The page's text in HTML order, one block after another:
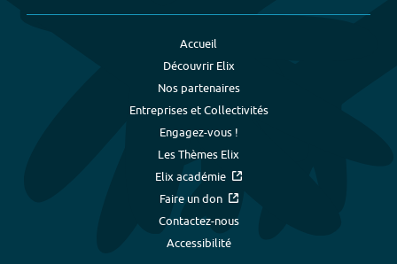
Accueil
Découvrir Elix
Nos partenaires
Entreprises et Collectivités
Engagez-vous !
Les Thèmes Elix
Elix académie
Faire un don
Contactez-nous
Accessibilité